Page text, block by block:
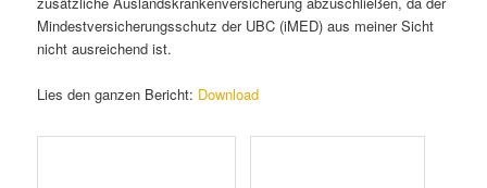
Mindestversicherungsschutz der UBC (iMED) aus meiner Sicht
nicht ausreichend ist.
Lies den ganzen Bericht: Download